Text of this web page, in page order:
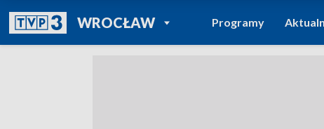
WROCŁAWPOWRÓT DO
TVP REGIONY
Programy